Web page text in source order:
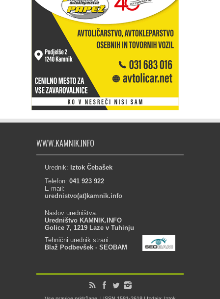
WWW.KAMNIK.INFO
Urednik: Iztok Čebašek
Telefon: 041 923 922
E-mail:
urednistvo(at)kamnik.info
Naslov uredništva:
Uredništvo KAMNIK.INFO
Golice 7, 1219 Laze v Tuhinju
Tehnični urednik strani:
Blaž Podbevšek - SEOBAM